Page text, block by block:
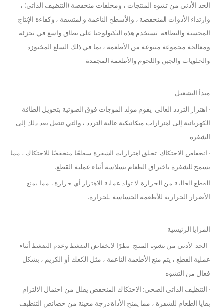
الحد الأدنى من تشوه المنتجات ، ومخلفات منخفضة (التنظيف الذاتي) ،
وارتداء الأدوات المنخفضة ، والأسطح الناعمة والمتسقة ، وكفاءة الإنتاج
المحسنة والنظافة. تستخدم هذه التكنولوجيا على نطاق واسع في تجزئة
ومعالجة مجموعة متنوعة من الأطعمة ، بما في ذلك السلع المخبوزة
والحلويات والجبن واللحوم والأطعمة المجمدة.
مبدأ التشغيل
· اهتزاز التردد العالي: يقوم مولد الموجات فوق الصوتية بتحويل الطاقة
الكهربائية إلى اهتزازات ميكانيكية عالية التردد ، والتي تنتقل بعد ذلك إلى
الشفرة.
· انخفاض الاحتكاك: تخلق اهتزازات الشفرة سطحًا منخفضًا للاحتكاك ، مما
يسمح للشفرة باختراق الطعام بسلاسة أثناء عملية القطع.
القطع الخالية من الحرارة: لا تولد عملية الاهتزاز أي حرارة ، مما يمنع
الأضرار الحرارية للأطعمة الحساسة للحرارة.
المزايا الرئيسية
· الحد الأدنى من تشوه المنتج: نظرًا لانخفاض الضغط وعدم الضغط أثناء
عملية القطع ، يتم منع الأطعمة الناعمة ، مثل الكعك أو الكريم ، بشكل
فعال من التشوه.
· التنظيف الذاتي الصحي: الاحتكاك المنخفض يقلل من احتمال الالتزام
بقايا الطعام للشفرة ، مما يمنح الأداة درجة معينة من خصائص التنظيف